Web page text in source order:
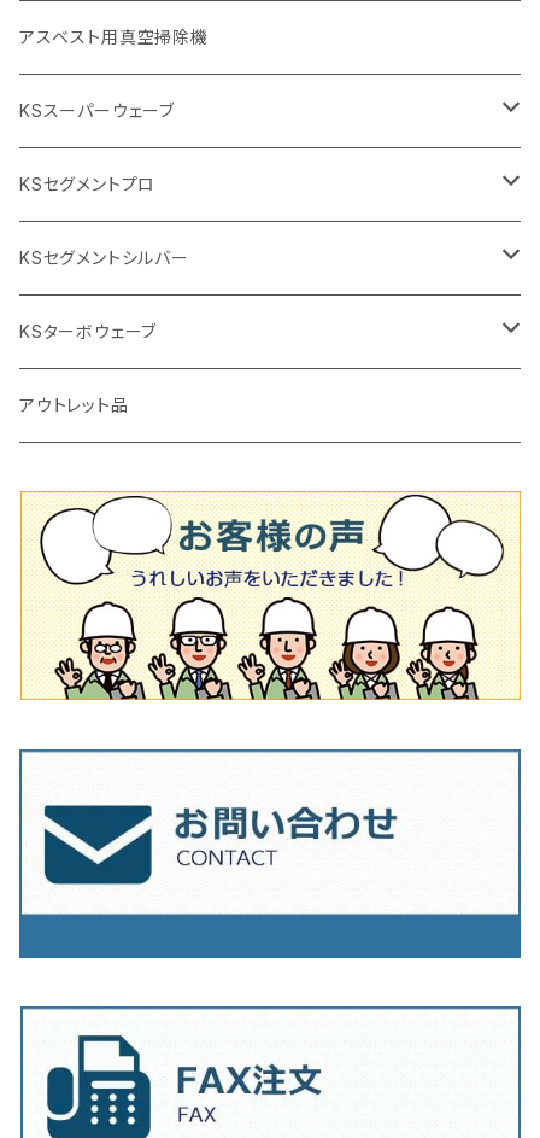
本体
ダイヤモンドホイール
ブリック＆ブロック用切断機
穴あけ用工具
タイルニッパー
プロ用鏝（こて）
吸着盤
その他
タイル針
低速回転
高速回転
付属品
撹拌羽根
撹拌軸
手動工具
押し切り（手動切断機
押し切り替え刃（手動切断機替え刃
タイル針
その他
電動工具
電動切断機
タイルパッチ（ビブラート
アスベスト用真空掃除機
KSスーパーウェーブ
105mm（4インチ）
125ｍｍ（5インチ）
KSセグメントプロ
105mm（4インチ）
通常品
ビス穴付き
125mm（5インチ）
通常品
オフセットタイプ（ハットタイプ
150ｍｍ（6インチ）
205ｍｍ（8インチ）
230mm（9インチ）
KSセグメントシルバー
105mm（4インチ）
125mm（5インチ）
180mm（7インチ）
205mm（8インチ）
230mm（9インチ）
KSターボウェーブ
105mm（4インチ）
150ｍｍ（6インチ）
180ｍｍ（7インチ）
205mm（8インチ）
アウトレット品